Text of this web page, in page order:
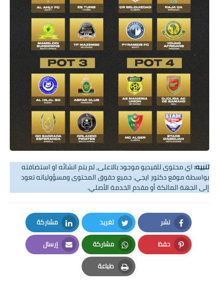
تنبيه:اي محتوى للفيديو موجود بالاعلى, لم يتم انشائه او استضافته
بواسطة موقع دكتور ايجي. جميع حقوق المحتوى ومسؤولياته تعود
إلى الجهة المالكة أو مقدم الخدمة الأصلي.
نشر
Facebook
تغريد
Twitter
مشاركة
LinkedIn
حفظ
Pinterest
مشاركة
Whatsapp
إرسال
Email
طباعة
Print